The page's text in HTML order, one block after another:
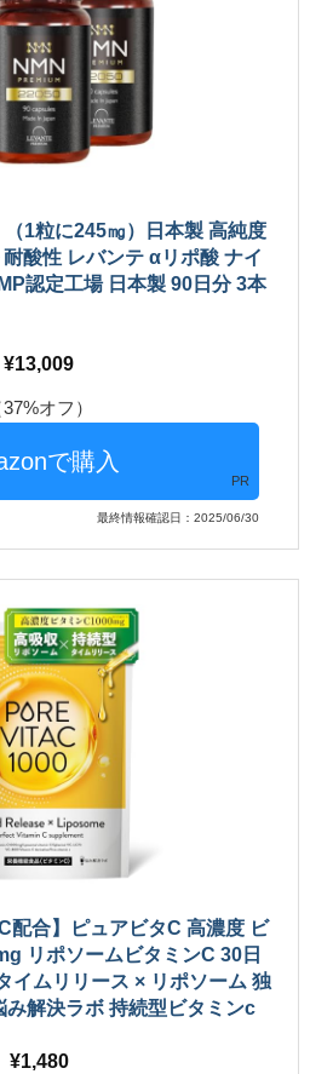
1粒に245㎎）日本製 高純度
酸性 レバンテ αリポ酸 ナイ
認定工場 日本製 90日分 3本
13,009
37%オフ）
PR
最終情報確認日：2025/06/30
配合】ピュアビタC 高濃度 ビ
リポソームビタミンC 30日
イムリリース × リポソーム 独
み解決ラボ 持続型ビタミンc
1,480